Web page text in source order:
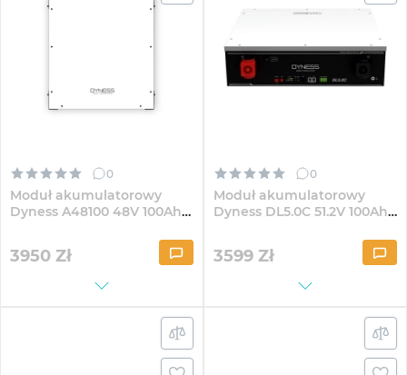
0
Moduł akumulatorowy
Dyness A48100 48V 100Ah
3950 Zł
0
Moduł akumulatorowy
Dyness DL5.0C 51.2V 100Ah
3599 Zł